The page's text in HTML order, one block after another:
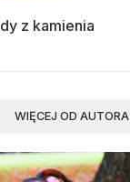
z kamienia
WIĘCEJ OD AUTORA